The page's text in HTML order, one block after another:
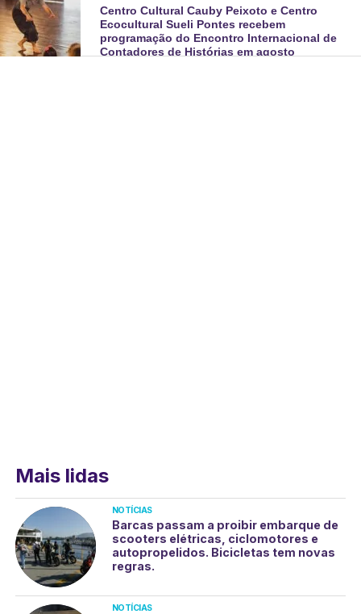
Centro Cultural Cauby Peixoto e Centro
Ecocultural Sueli Pontes recebem
programação do Encontro Internacional de
Contadores de Histórias em agosto
Mais lidas
NOTÍCIAS
Barcas passam a proibir embarque de
scooters elétricas, ciclomotores e
autopropelidos. Bicicletas tem novas
regras.
NOTÍCIAS